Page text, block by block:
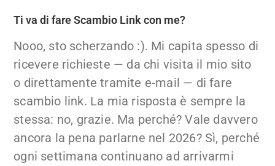
Ti va di fare Scambio Link con me?
Nooo, sto scherzando :). Mi capita spesso di
ricevere richieste — da chi visita il mio sito
o direttamente tramite e-mail — di fare
scambio link. La mia risposta è sempre la
stessa: no, grazie. Ma perché? Vale davvero
ancora la pena parlarne nel 2026? Sì, perché
ogni settimana continuano ad arrivarmi